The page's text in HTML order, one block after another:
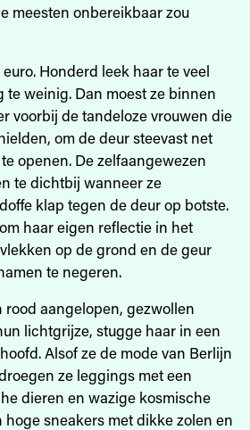
meesten onbereikbaar zou
Honderd leek haar te veel
te weinig. Dan moest ze binnen
voorbij de tandeloze vrouwen die
om de deur steevast net
openen. De zelfaangewezen
te dichtbij wanneer ze
klap tegen de deur op botste.
haar eigen reflectie in het
op de grond en de geur
te negeren.
rood aangelopen, gezwollen
lichtgrijze, stugge haar in een
Alsof ze de mode van Berlijn
ze leggings met een
dieren en wazige kosmische
sneakers met dikke zolen en